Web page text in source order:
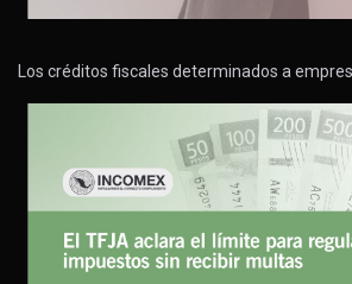
Los créditos fiscales determinados a